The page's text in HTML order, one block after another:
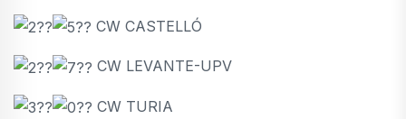
CW CASTELLÓ
CW LEVANTE-UPV
CW TURIA